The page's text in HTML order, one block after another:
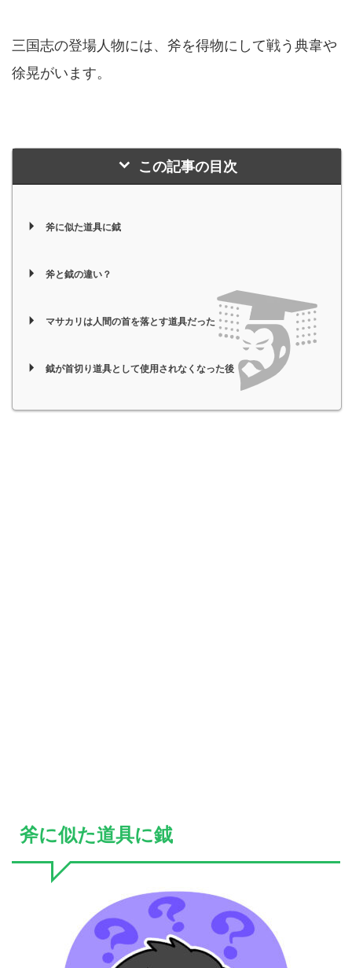
三国志の登場人物には、斧を得物にして戦う典韋や
徐晃がいます。
この記事の目次
斧に似た道具に鉞
斧と鉞の違い？
マサカリは人間の首を落とす道具だった
鉞が首切り道具として使用されなくなった後
斧に似た道具に鉞